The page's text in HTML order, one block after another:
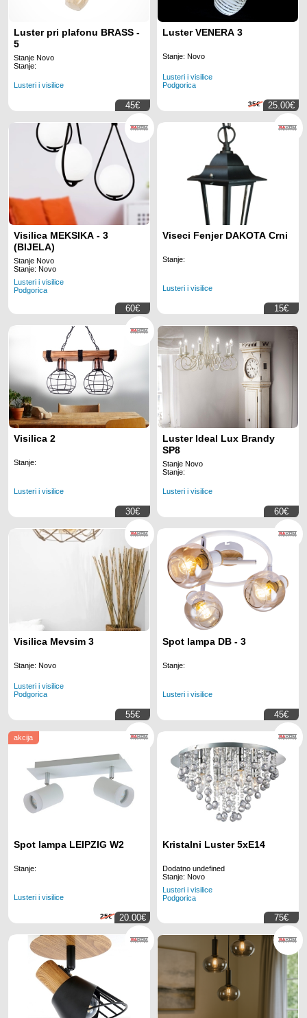
Luster pri plafonu BRASS -
5
Stanje Novo
Stanje:
Lusteri i visilice
45€
Luster VENERA 3
Stanje: Novo
Lusteri i visilice
Podgorica
35€ 25.00€
Visilica MEKSIKA - 3
(BIJELA)
Stanje Novo
Stanje: Novo
Lusteri i visilice
Podgorica
60€
Viseci Fenjer DAKOTA Crni
Stanje:
Lusteri i visilice
15€
Visilica 2
Stanje:
Lusteri i visilice
30€
Luster Ideal Lux Brandy
SP8
Stanje Novo
Stanje:
Lusteri i visilice
60€
Visilica Mevsim 3
Stanje: Novo
Lusteri i visilice
Podgorica
55€
Spot lampa DB - 3
Stanje:
Lusteri i visilice
45€
akcija
Spot lampa LEIPZIG W2
Stanje:
Lusteri i visilice
25€ 20.00€
Kristalni Luster 5xE14
Dodatno undefined
Stanje: Novo
Lusteri i visilice
Podgorica
75€